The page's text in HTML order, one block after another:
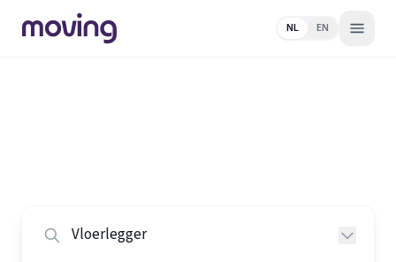
NL EN